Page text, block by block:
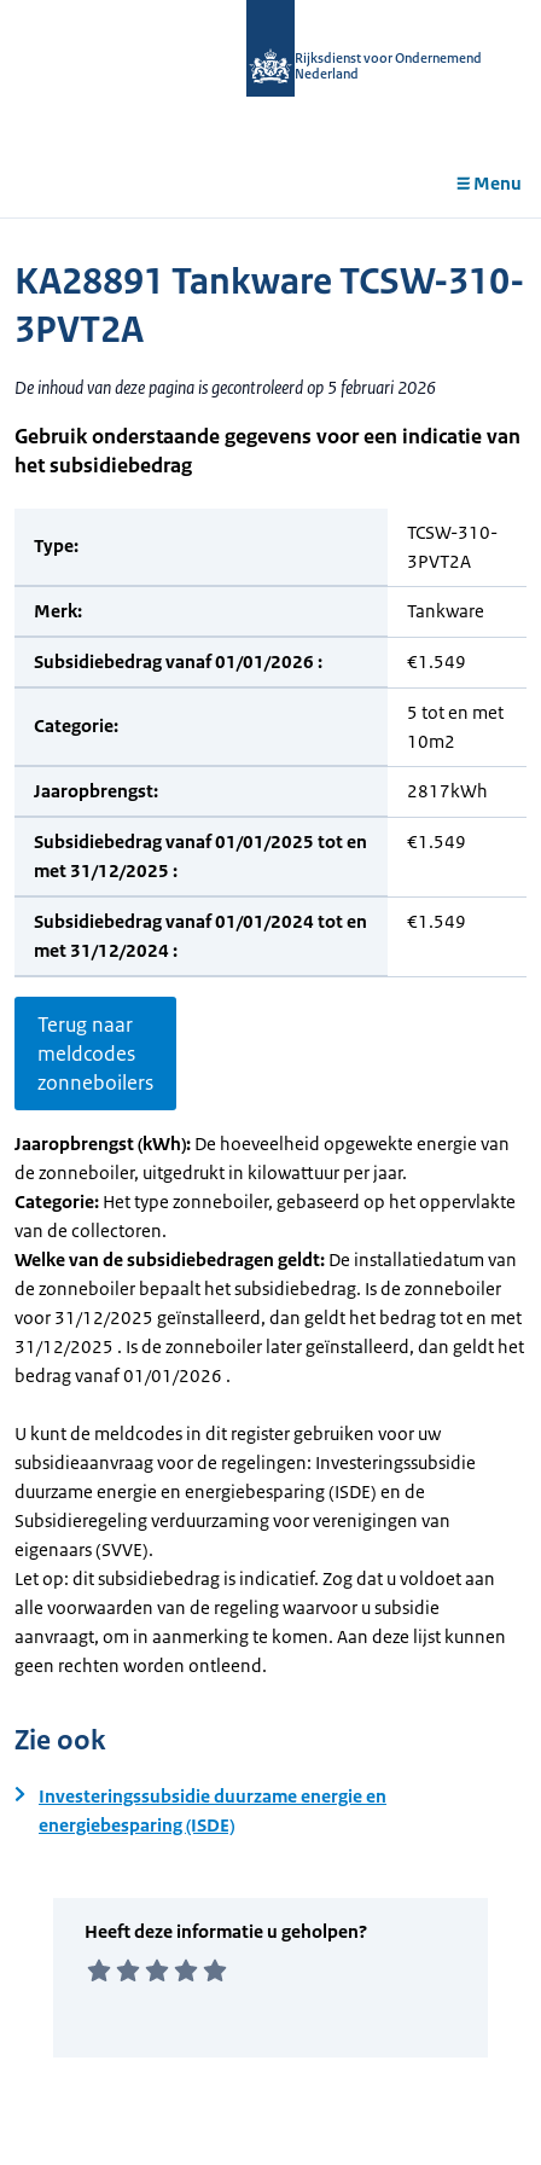
Rijksdienst voor Ondernemend
Nederland
Menu
KA28891 Tankware TCSW-310-
3PVT2A
De inhoud van deze pagina is gecontroleerd op 5 februari 2026
Gebruik onderstaande gegevens voor een indicatie van
het subsidiebedrag
Type:
TCSW-310-
3PVT2A
Merk: Tankware
Subsidiebedrag vanaf 01/01/2026 : €1.549
Categorie:
5 tot en met
10m2
Jaaropbrengst: 2817kWh
Subsidiebedrag vanaf 01/01/2025 tot en
met 31/12/2025 :
€1.549
Subsidiebedrag vanaf 01/01/2024 tot en
met 31/12/2024 :
€1.549
Terug naar
meldcodes
zonneboilers
Jaaropbrengst (kWh): De hoeveelheid opgewekte energie van
de zonneboiler, uitgedrukt in kilowattuur per jaar.
Categorie: Het type zonneboiler, gebaseerd op het oppervlakte
van de collectoren.
Welke van de subsidiebedragen geldt: De installatiedatum van
de zonneboiler bepaalt het subsidiebedrag. Is de zonneboiler
voor 31/12/2025 geïnstalleerd, dan geldt het bedrag tot en met
31/12/2025 . Is de zonneboiler later geïnstalleerd, dan geldt het
bedrag vanaf 01/01/2026 .
U kunt de meldcodes in dit register gebruiken voor uw
subsidieaanvraag voor de regelingen: Investeringssubsidie
duurzame energie en energiebesparing (ISDE) en de
Subsidieregeling verduurzaming voor verenigingen van
eigenaars (SVVE).
Let op: dit subsidiebedrag is indicatief. Zog dat u voldoet aan
alle voorwaarden van de regeling waarvoor u subsidie
aanvraagt, om in aanmerking te komen. Aan deze lijst kunnen
geen rechten worden ontleend.
Zie ook
Investeringssubsidie duurzame energie en
energiebesparing (ISDE)